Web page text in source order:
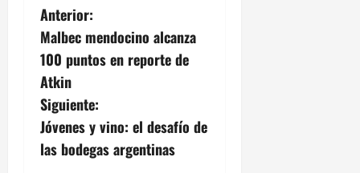
N
a
v
e
g
Anterior:
Malbec mendocino alcanza
100 puntos en reporte de
Atkin
Siguiente:
Jóvenes y vino: el desafío de
las bodegas argentinas